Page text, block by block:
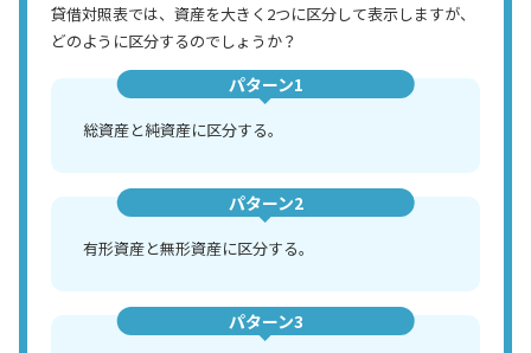
貸借対照表では、資産を大きく2つに区分して表示しますが、
どのように区分するのでしょうか？
パターン1
総資産と純資産に区分する。
パターン2
有形資産と無形資産に区分する。
パターン3